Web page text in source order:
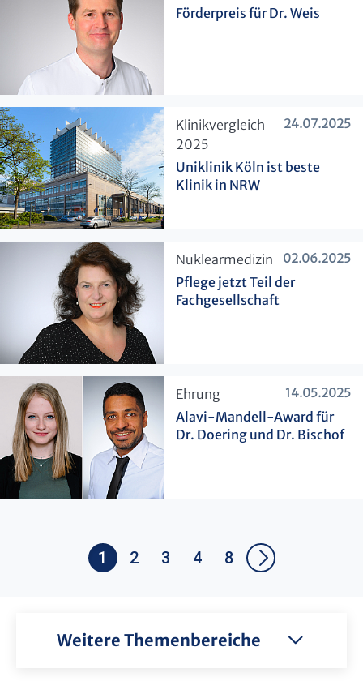
Förderpreis für Dr. Weis
24.07.2025
​Klinikvergleich
2025
Uniklinik Köln ist beste
Klinik in NRW
02.06.2025
​Nuklearmedizin
Pflege jetzt Teil der
Fachgesellschaft
14.05.2025
​Ehrung
Alavi-Mandell-Award für
Dr. Doering und Dr. Bischof
1 2 3 4 8
Weitere Themenbereiche